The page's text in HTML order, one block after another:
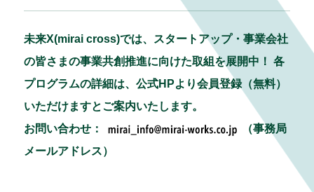
未来X(mirai cross)では、スタートアップ・事業会社
の皆さまの事業共創推進に向けた取組を展開中！ 各
プログラムの詳細は、公式HPより会員登録（無料）
いただけますとご案内いたします。
お問い合わせ：
（事務局
メールアドレス）